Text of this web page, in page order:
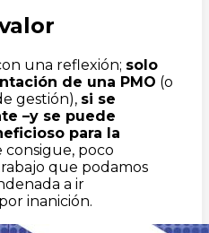
una reflexión; solo
de una PMO (o
gestión), si se
–y se puede
para la
consigue, poco
que podamos
a ir
inanición.